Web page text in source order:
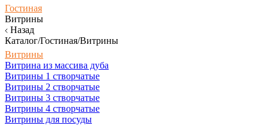
Гостиная
Витрины
Назад
Каталог/Гостиная/Витрины
Витрины
Витрина из массива дуба
Витрины 1 створчатые
Витрины 2 створчатые
Витрины 3 створчатые
Витрины 4 створчатые
Витрины для посуды